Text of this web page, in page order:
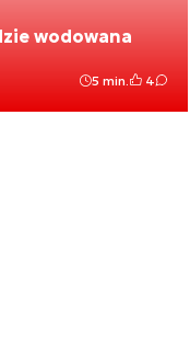
wodowana
5 min. 4